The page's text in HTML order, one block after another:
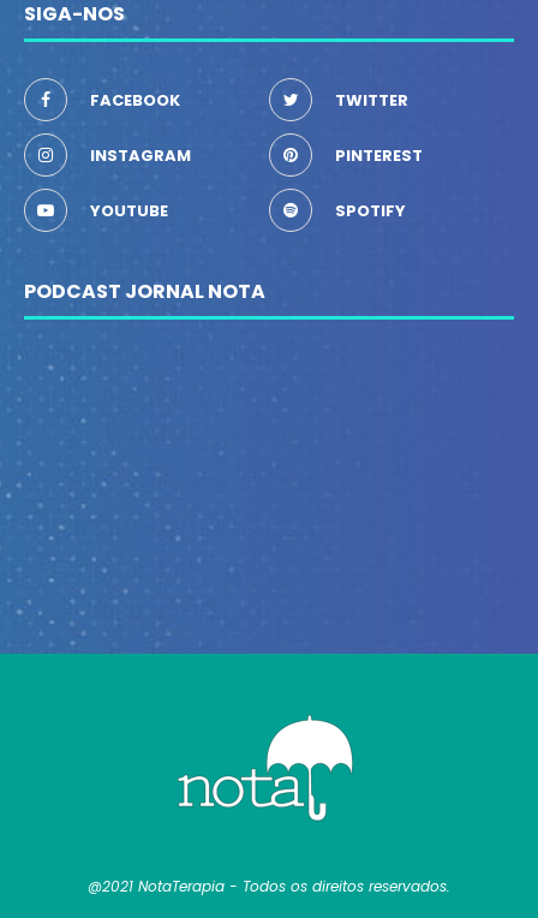
SIGA-NOS
FACEBOOK TWITTER
INSTAGRAM PINTEREST
YOUTUBE SPOTIFY
PODCAST JORNAL NOTA
@2021 NotaTerapia - Todos os direitos reservados.